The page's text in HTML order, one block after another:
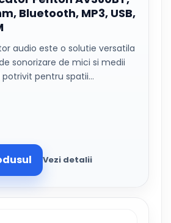
Bluetooth, MP3, USB,
audio este o solutie versatila
sonorizare de mici si medii
pentru spatii…
Vezi detalii